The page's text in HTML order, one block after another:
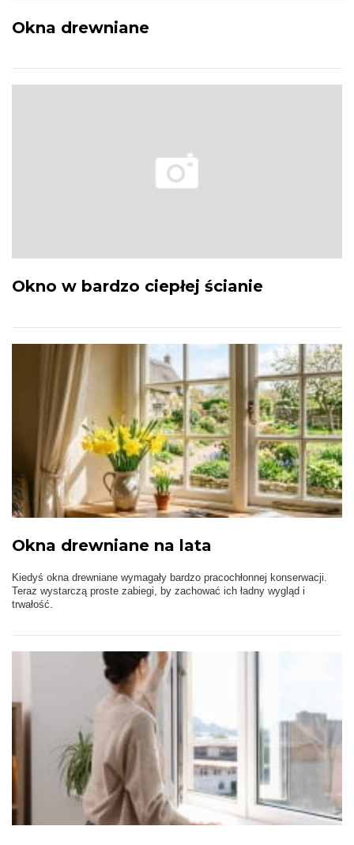
Okna drewniane
Okno w bardzo ciepłej ścianie
Okna drewniane na lata
Kiedyś okna drewniane wymagały bardzo pracochłonnej konserwacji.
Teraz wystarczą proste zabiegi, by zachować ich ładny wygląd i
trwałość.